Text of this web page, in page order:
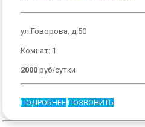
ул.Говорова, д.50
Комнат: 1
2000 руб/сутки
ПОДРОБНЕЕ ПОЗВОНИТЬ